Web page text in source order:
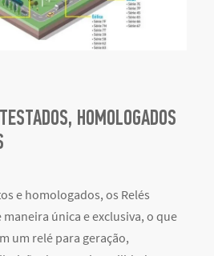
HOMOLOGADOS
e homologados, os Relés
única e exclusiva, o que
um relé para geração,